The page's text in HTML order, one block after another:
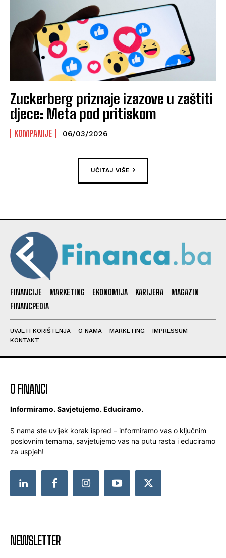
Zuckerberg priznaje izazove u zaštiti
djece: Meta pod pritiskom
KOMPANIJE 06/03/2026
UČITAJ VIŠE
FINANCIJE MARKETING EKONOMIJA KARIJERA
MAGAZIN
FINANCPEDIA
UVJETI KORIŠTENJA O NAMA MARKETING
IMPRESSUM
KONTAKT
O FINANCI
Informiramo. Savjetujemo. Educiramo.
S nama ste uvijek korak ispred – informiramo vas o ključnim
poslovnim temama, savjetujemo vas na putu rasta i educiramo
za uspjeh!
NEWSLETTER